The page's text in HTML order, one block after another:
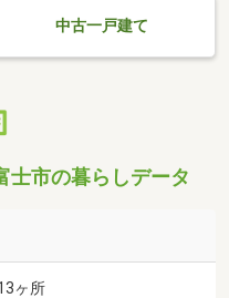
中古一戸建て
士市の暮らしデータ
ヶ所